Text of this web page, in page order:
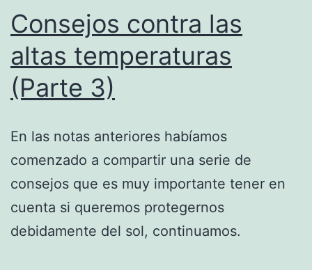
Consejos contra las
altas temperaturas
(Parte 3)
En las notas anteriores habíamos
comenzado a compartir una serie de
consejos que es muy importante tener en
cuenta si queremos protegernos
debidamente del sol, continuamos.